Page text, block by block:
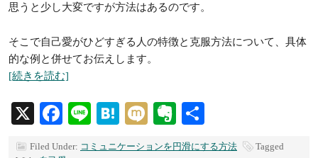
思うと少し大変ですが方法はあるのです。
そこで自己愛がひどすぎる人の特徴と克服方法について、具体
的な例と併せてお伝えします。
[続きを読む]
X Facebook
LineHatenaMixiEvernote
有
Filed Under: コミュニケーションを円滑にする方法
Tagged